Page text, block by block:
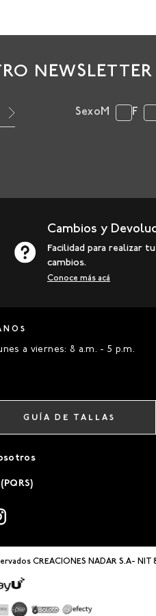
NEWSLETTER
SexoM F
Cambios y
Facilidad para realizar
cambios.
Conoce más acá
a viernes: 8 a.m. - 5 p.m.
GUÍA DE TALLAS
CREACIONES NADAR S.A- NIT